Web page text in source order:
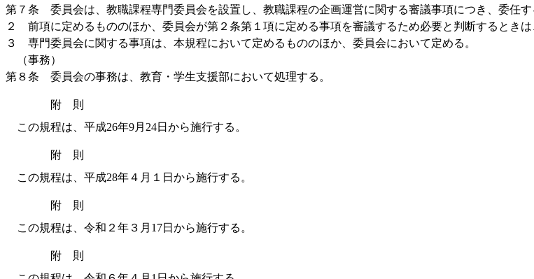
第７条 委員会は、教職課程専門委員会を設置し、教職課程の企画運営に関する審議事項につき、委任す
２ 前項に定めるもののほか、委員会が第２条第１項に定める事項を審議するため必要と判断するとき
３ 専門委員会に関する事項は、本規程において定めるもののほか、委員会において定める。
（事務）
第８条 委員会の事務は、教育・学生支援部において処理する。
附 則
この規程は、平成26年9月24日から施行する。
附 則
この規程は、平成28年４月１日から施行する。
附 則
この規程は、令和２年３月17日から施行する。
附 則